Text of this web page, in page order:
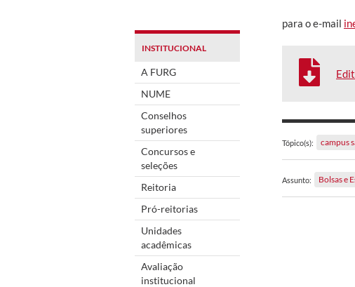
INSTITUCIONAL
A FURG
NUME
Conselhos
superiores
Concursos e
seleções
Reitoria
Pró-reitorias
Unidades
acadêmicas
Avaliação
institucional
para o e-mail
Tópico(s): campus
Assunto: Bolsas e